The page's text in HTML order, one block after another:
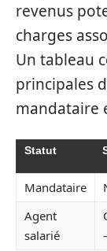
revenus
charges
Un tableau
principales
mandataire
Statut
Mandataire
Agent
salarié